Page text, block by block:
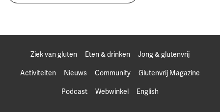
Ziek van gluten Eten & drinken
Jong & glutenvrij
Activiteiten
Nieuws Community
Glutenvrij Magazine
Podcast
Webwinkel English